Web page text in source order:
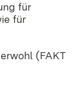
für
für
(FAKT